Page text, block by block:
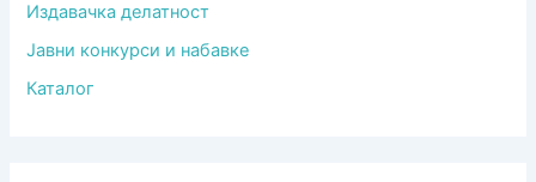
Издавачка делатност
Јавни конкурси и набавке
Каталог